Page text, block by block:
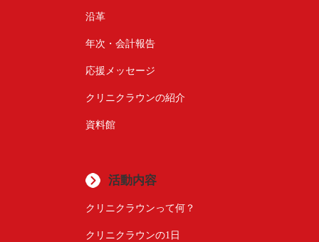
沿革
年次・会計報告
応援メッセージ
クリニクラウンの紹介
資料館
活動内容
クリニクラウンって何？
クリニクラウンの1日